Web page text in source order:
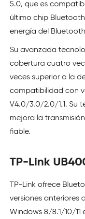
5.0, que es
último chip
energía del
Su avanzada
cobertura cuatro
veces superior a la
compatibilidad con
V4.0/3.0/2.0/1.1. Su
mejora la
fiable.
TP-Link
TP-Link ofrece
versiones anteriores
Windows 8/8.1/10/